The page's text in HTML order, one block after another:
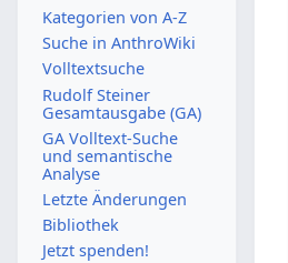
Kategorien von A-Z
Suche in AnthroWiki
Volltextsuche
Rudolf Steiner
Gesamtausgabe (GA)
GA Volltext-Suche
und semantische
Analyse
Letzte Änderungen
Bibliothek
Jetzt spenden!